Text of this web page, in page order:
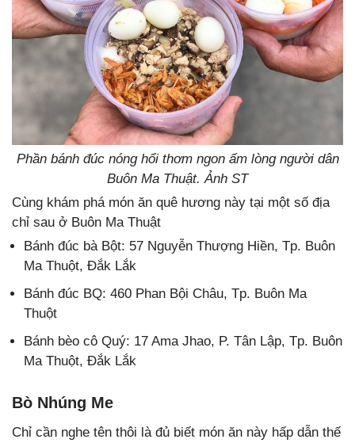
Phần bánh đúc nóng hổi thơm ngon ấm lòng người dân
Buôn Ma Thuật. Ảnh ST
Cùng khám phá món ăn quê hương này tại một số địa
chỉ sau ở Buôn Ma Thuật
Bánh đúc bà Bột: 57 Nguyễn Thượng Hiền, Tp. Buôn
Ma Thuột, Đắk Lắk
Bánh đúc BQ: 460 Phan Bội Châu, Tp. Buôn Ma
Thuột
Bánh bèo cô Quý: 17 Ama Jhao, P. Tân Lập, Tp. Buôn
Ma Thuột, Đắk Lắk
Bò Nhúng Me
Chỉ cần nghe tên thôi là đủ biết món ăn này hấp dẫn thế